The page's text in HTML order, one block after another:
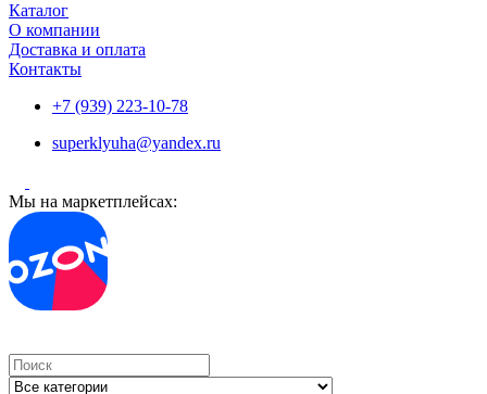
Каталог
О компании
Доставка и оплата
Контакты
+7 (939) 223-10-78
superklyuha@yandex.ru
Мы на маркетплейсах:
Search
...